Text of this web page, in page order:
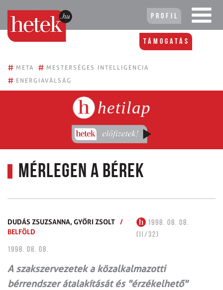
Profil
Támogatás
# META # MESTERSÉGES INTELLIGENCIA
# ENERGIAVÁLSÁG
hetilap
Mérlegen a bérek
DUDÁS ZSUZSANNA,GYŐRI ZSOLT /
BELFÖLD
1998. 08. 08.
(II/32)
1998. 08. 08.
A szakszervezetek a közalkalmazotti
bérrendszer átalakítását és "érzékelhető"